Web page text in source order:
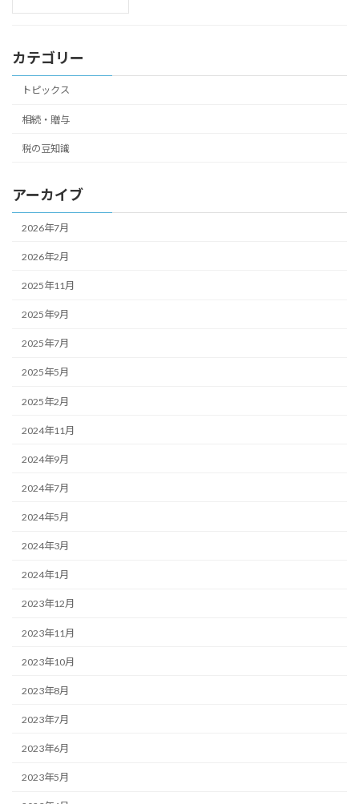
カテゴリー
トピックス
相続・贈与
税の豆知識
アーカイブ
2026年7月
2026年2月
2025年11月
2025年9月
2025年7月
2025年5月
2025年2月
2024年11月
2024年9月
2024年7月
2024年5月
2024年3月
2024年1月
2023年12月
2023年11月
2023年10月
2023年8月
2023年7月
2023年6月
2023年5月